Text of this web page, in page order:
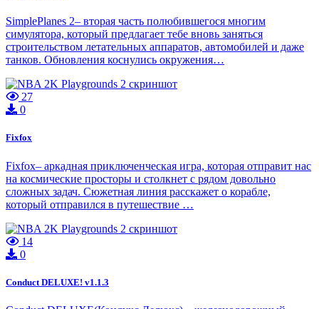
SimplePlanes 2– вторая часть полюбившегося многим
симулятора, который предлагает тебе вновь заняться
строительством летательных аппаратов, автомобилей и даже
танков. Обновления коснулись окружения…
27
0
Fixfox
Fixfox– аркадная приключенческая игра, которая отправит нас
на космические просторы и столкнет с рядом довольно
сложных задач. Сюжетная линия расскажет о корабле,
который отправился в путешествие …
14
0
Conduct DELUXE! v1.1.3